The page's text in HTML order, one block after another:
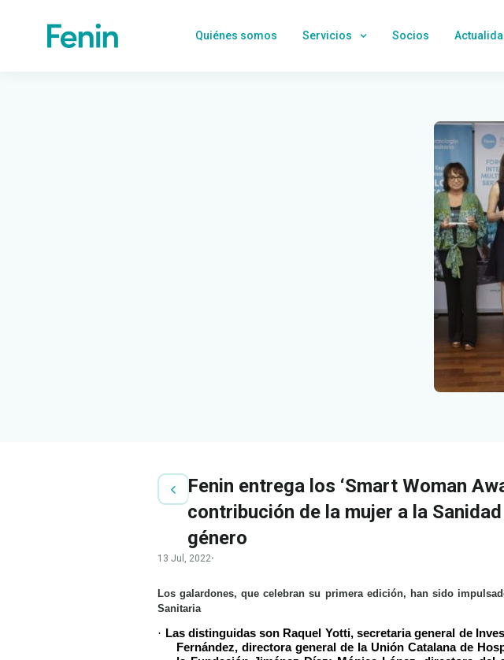
Quiénes somos Servicios Socios
Fenin entrega los ‘Smart Woman
contribución de la mujer a la
género
13 Jul, 2022·
Los galardones, que celebran su primera edición, han sido
Sanitaria
· Las distinguidas son Raquel Yotti, secretaria general de
Fernández, directora general de la Unión Catalana de